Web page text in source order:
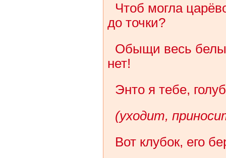
Чтоб могла
до точки?
Обыщи весь
нет!
Энто я тебе,
(уходит,
Вот клубок, его